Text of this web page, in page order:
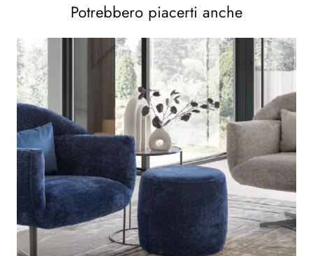
Potrebbero piacerti anche